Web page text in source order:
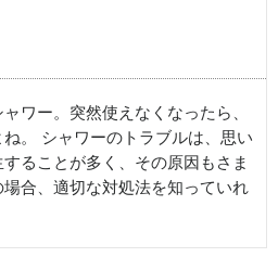
ワー。突然使えなくなったら、
。 シャワーのトラブルは、思い
ることが多く、その原因もさま
合、適切な対処法を知っていれ